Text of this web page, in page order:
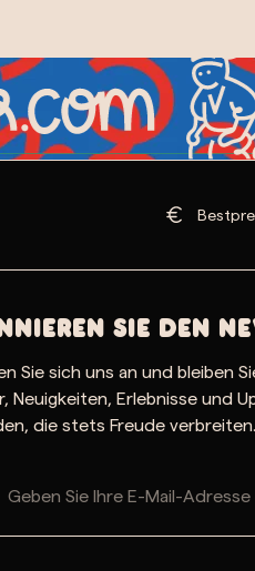
Sie den
Sie sich uns an und bleiben
Neuigkeiten, Erlebnisse und
die stets Freude verbreiten.